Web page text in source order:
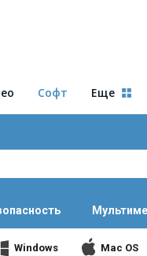
Софт Еще
Windows Mac OS